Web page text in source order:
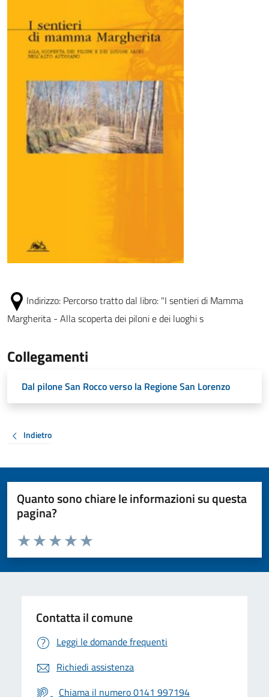
Indirizzo: Percorso tratto dal libro: "I sentieri di Mamma
Margherita - Alla scoperta dei piloni e dei luoghi s
Collegamenti
Dal pilone San Rocco verso la Regione San Lorenzo
Indietro
Quanto sono chiare le informazioni su questa
pagina?
Valuta da 1 a 5 stelle la pagina
Valuta 5 stelle su 5
Valuta 4 stelle su 5
Valuta 3 stelle su 5
Valuta 2 stelle su 5
Valuta 1 stelle su 5
Contatta il comune
Leggi le domande frequenti
Richiedi assistenza
Chiama il numero 0141 997194